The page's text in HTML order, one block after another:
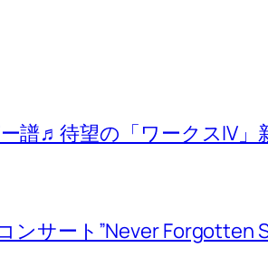
譜♬待望の「ワークスIV」
ンサート”Never Forgotten